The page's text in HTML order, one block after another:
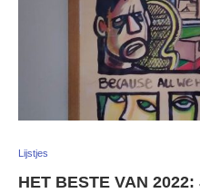
Lijstjes
HET BESTE VAN